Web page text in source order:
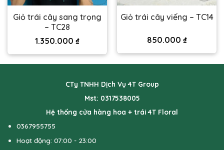
Giỏ trái cây sang trọng
– TC28
1.350.000 ₫
Giỏ trái cây viếng – TC14
850.000 ₫
CTy TNHH Dịch Vụ 4T Group
Mst: 0317538005
Hệ thống cửa hàng hoa + trái 4T Floral
0367955755
Hoạt động: 07:00 - 23:00